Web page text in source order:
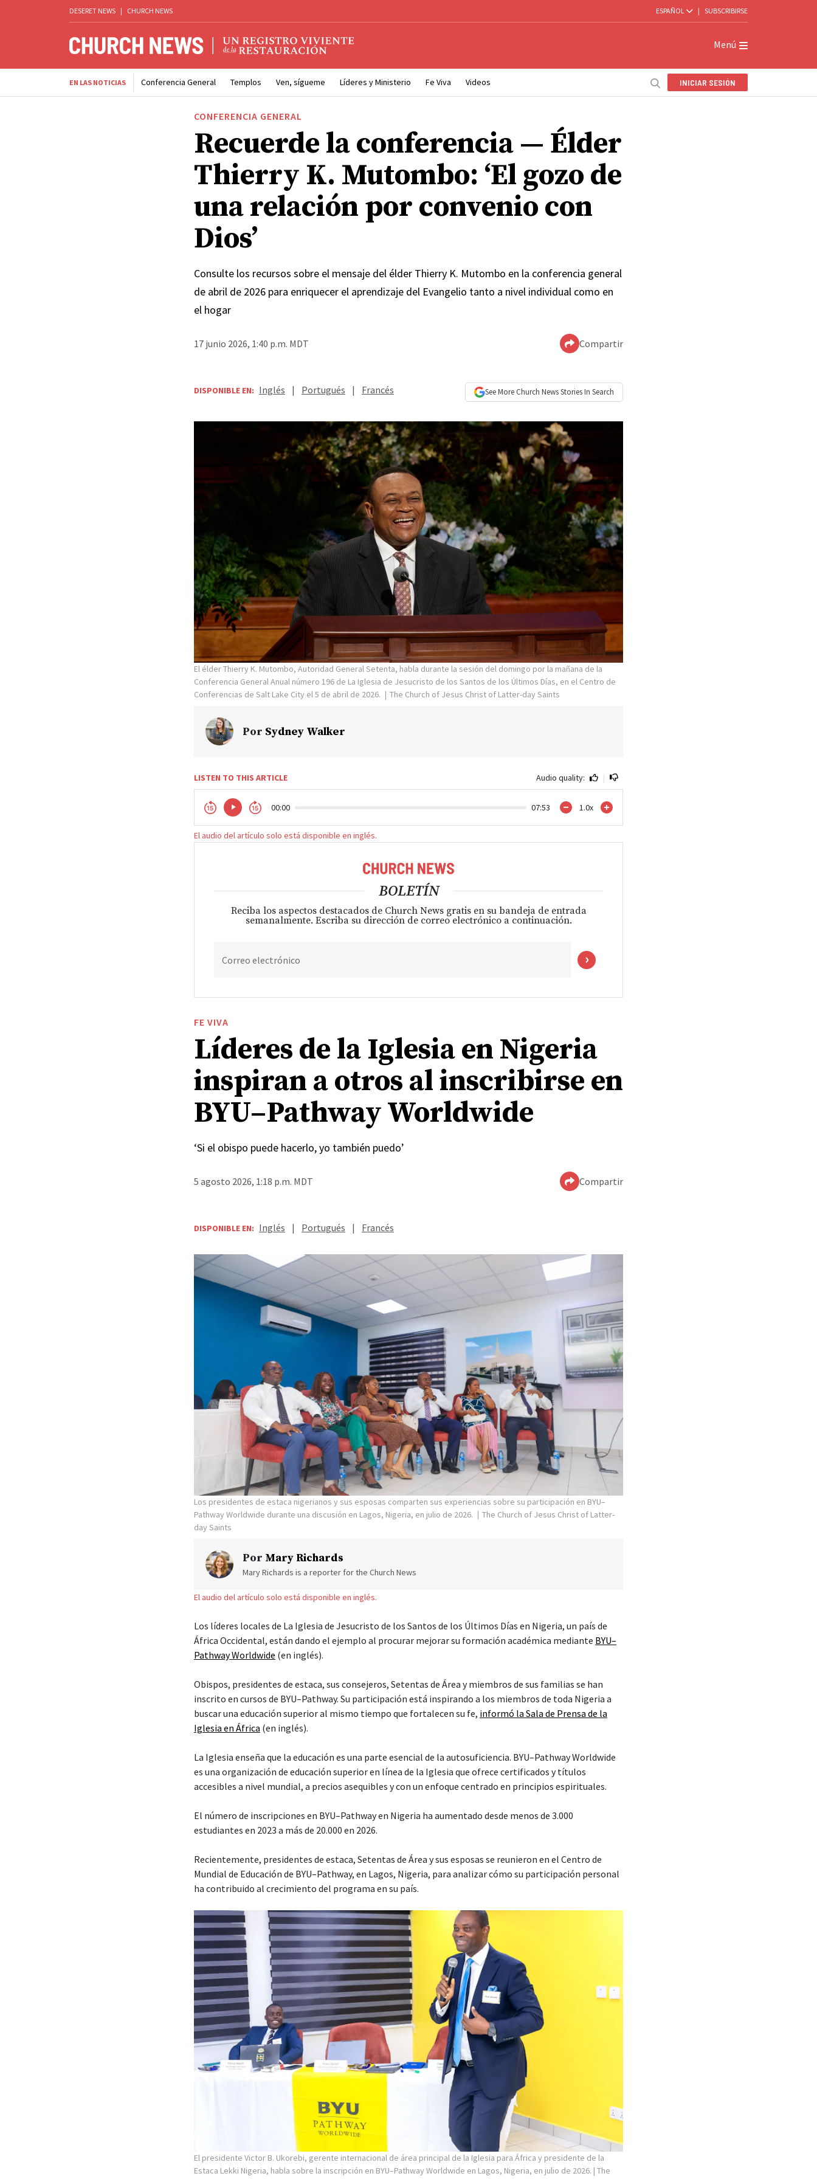
DESERET NEWS | CHURCH NEWS ESPAÑOL | SUBSCRIBIRSE
Menú
EN LAS NOTICIAS Conferencia General Templos Ven, sígueme Líderes y Ministerio Fe Viva Videos INICIAR SESIÓN
CONFERENCIA GENERAL
Recuerde la conferencia — Élder
Thierry K. Mutombo: ‘El gozo de
una relación por convenio con
Dios’
Consulte los recursos sobre el mensaje del élder Thierry K. Mutombo en la conferencia general
de abril de 2026 para enriquecer el aprendizaje del Evangelio tanto a nivel individual como en
el hogar
17 junio 2026, 1:40 p.m. MDT Compartir
DISPONIBLE EN: Inglés | Portugués | Francés See More Church NewsStories In Search
El élder Thierry K. Mutombo, Autoridad General Setenta, habla durante la sesión del domingo por la mañana de la
Conferencia General Anual número 196 de La Iglesia de Jesucristo de los Santos de los Últimos Días, en el Centro de
Conferencias de Salt Lake City el 5 de abril de 2026.
The Church of Jesus Christ of Latter-day Saints
Por Sydney Walker
LISTEN TO THIS ARTICLE Audio quality: |
00:00 07:53 1.0x
El audio del artículo solo está disponible en inglés.
BOLETÍN
Reciba los aspectos destacados de Church News gratis en su bandeja de entrada
semanalmente. Escriba su dirección de correo electrónico a continuación.
Correo electrónico
FE VIVA
Líderes de la Iglesia en Nigeria
inspiran a otros al inscribirse en
BYU–Pathway Worldwide
‘Si el obispo puede hacerlo, yo también puedo’
5 agosto 2026, 1:18 p.m. MDT Compartir
DISPONIBLE EN: Inglés | Portugués | Francés
Los presidentes de estaca nigerianos y sus esposas comparten sus experiencias sobre su participación en BYU–
Pathway Worldwide durante una discusión en Lagos, Nigeria, en julio de 2026.
The Church of Jesus Christ of Latter-
day Saints
Por Mary Richards
Mary Richards is a reporter for the Church News
El audio del artículo solo está disponible en inglés.
Los líderes locales de La Iglesia de Jesucristo de los Santos de los Últimos Días en Nigeria, un país de
África Occidental, están dando el ejemplo al procurar mejorar su formación académica mediante BYU–
Pathway Worldwide (en inglés).
Obispos, presidentes de estaca, sus consejeros, Setentas de Área y miembros de sus familias se han
inscrito en cursos de BYU–Pathway. Su participación está inspirando a los miembros de toda Nigeria a
buscar una educación superior al mismo tiempo que fortalecen su fe, informó la Sala de Prensa de la
Iglesia en África (en inglés).
La Iglesia enseña que la educación es una parte esencial de la autosuficiencia. BYU–Pathway Worldwide
es una organización de educación superior en línea de la Iglesia que ofrece certificados y títulos
accesibles a nivel mundial, a precios asequibles y con un enfoque centrado en principios espirituales.
El número de inscripciones en BYU–Pathway en Nigeria ha aumentado desde menos de 3.000
estudiantes en 2023 a más de 20.000 en 2026.
Recientemente, presidentes de estaca, Setentas de Área y sus esposas se reunieron en el Centro de
Mundial de Educación de BYU–Pathway, en Lagos, Nigeria, para analizar cómo su participación personal
ha contribuido al crecimiento del programa en su país.
El presidente Victor B. Ukorebi, gerente internacional de área principal de la Iglesia para África y presidente de la
Estaca Lekki Nigeria, habla sobre la inscripción en BYU–Pathway Worldwide en Lagos, Nigeria, en julio de 2026. | The